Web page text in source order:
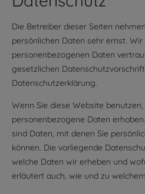
Die Betreiber dieser Seiten
persönlichen Daten sehr ernst.
personenbezogenen Daten
gesetzlichen
Datenschutzerklärung.
Wenn Sie diese Website
personenbezogene Daten
sind Daten, mit denen Sie
können. Die vorliegende
welche Daten wir erheben und
erläutert auch, wie und zu